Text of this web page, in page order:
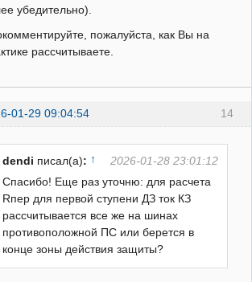
убедительно).
пожалуйста, как Вы на
рассчитываете.
14
01-29 09:04:54
dendi писал(а): ↑
2026-01-28 23:01:12
Спасибо! Еще раз уточню: для расчета
Rпер для первой ступени ДЗ ток КЗ
рассчитывается все же на шинах
противоположной ПС или берется в
конце зоны действия защиты?